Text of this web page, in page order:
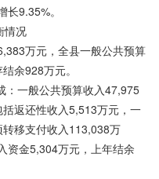
9.35%。
况
万元，全县一般公共预算
余928万元。
一般公共预算收入47,975
返还性收入5,513万元，一
移支付收入113,038万
资金5,304万元，上年结余